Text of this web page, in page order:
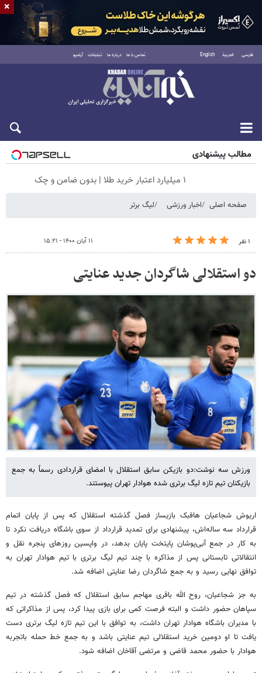
فارسی العربية English تماس با ما درباره ما تبلیغات آرشیو
جمعه ۱۶ مرداد ۱۴۰۵
مطالب پیشنهادی
۱ میلیارد اعتبار خرید طلا | بدون ضامن و چک
صفحه اصلی اخبار ورزشی لیگ برتر
۱ نفر ۱۱ آبان ۱۴۰۰ - ۱۵:۲۱
دو استقلالی شاگردان جدید عنایتی
ورزش سه نوشت:دو بازیکن سابق استقلال با امضای قراردادی رسماً به جمع
بازیکنان تیم تازه لیگ برتری شده هوادار تهران پیوستند.
اریوش شجاعیان هافبک بازیساز فصل گذشته استقلال که پس از پایان اتمام
قرارداد سه ساله‌اش، پیشنهادی برای تمدید قرارداد از سوی باشگاه دریافت نکرد تا
به کار در جمع آبی‌پوشان پایتخت پایان بدهد، در واپسین روزهای پنجره نقل و
انتقالاتی تابستانی پس از مذاکره با چند تیم لیگ برتری با تیم هوادار تهران به
توافق نهایی رسید و به جمع شاگردان رضا عنایتی اضافه شد.
به جز شجاعیان، روح الله باقری مهاجم سابق استقلال که فصل گذشته در تیم
سپاهان حضور داشت و البته فرصت کمی برای بازی پیدا کرد، پس از مذاکراتی که
با مدیران باشگاه هوادار تهران داشت، به توافق با این تیم تازه لیگ برتری دست
یافت تا او دومین خرید استقلالی تیم عنایتی باشد و به جمع خط حمله باتجربه
هوادار با حضور محمد قاضی و مرتضی آقاخان اضافه شود.
×